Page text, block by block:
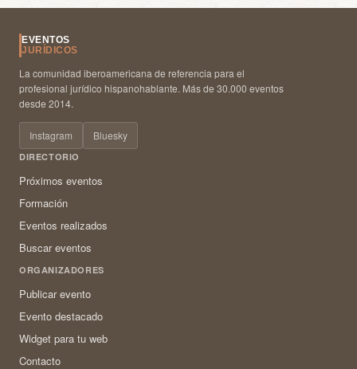
EVENTOS
JURÍDICOS
La comunidad iberoamericana de referencia para el
profesional jurídico hispanohablante. Más de 30.000 eventos
desde 2014.
Instagram Bluesky
DIRECTORIO
Próximos eventos
Formación
Eventos realizados
Buscar eventos
ORGANIZADORES
Publicar evento
Evento destacado
Widget para tu web
Contacto